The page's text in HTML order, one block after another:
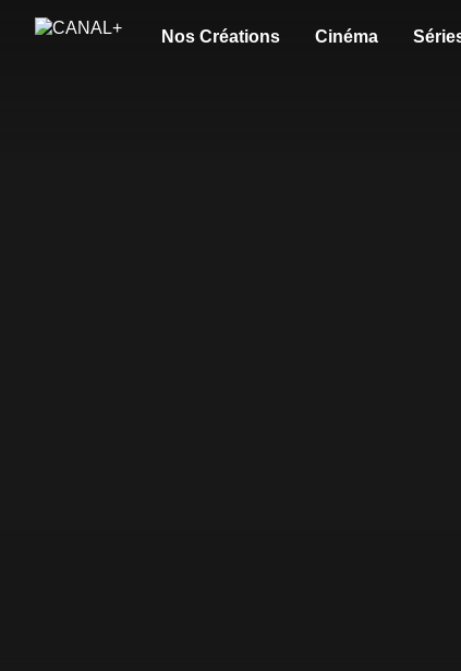
Nos Créations Cinéma